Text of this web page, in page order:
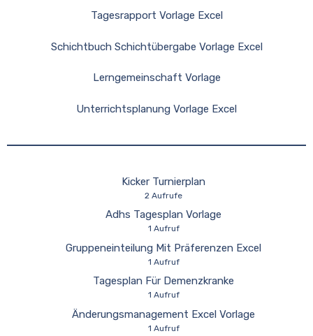
Tagesrapport Vorlage Excel
Schichtbuch Schichtübergabe Vorlage Excel
Lerngemeinschaft Vorlage
Unterrichtsplanung Vorlage Excel
Kicker Turnierplan
2 Aufrufe
Adhs Tagesplan Vorlage
1 Aufruf
Gruppeneinteilung Mit Präferenzen Excel
1 Aufruf
Tagesplan Für Demenzkranke
1 Aufruf
Änderungsmanagement Excel Vorlage
1 Aufruf